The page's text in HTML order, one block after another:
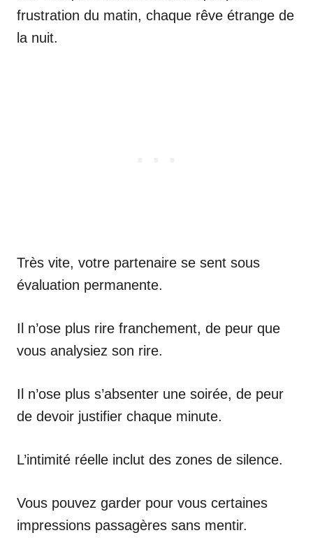
frustration du matin, chaque rêve étrange de
la nuit.
Très vite, votre partenaire se sent sous
évaluation permanente.
Il n’ose plus rire franchement, de peur que
vous analysiez son rire.
Il n’ose plus s’absenter une soirée, de peur
de devoir justifier chaque minute.
L’intimité réelle inclut des zones de silence.
Vous pouvez garder pour vous certaines
impressions passagères sans mentir.